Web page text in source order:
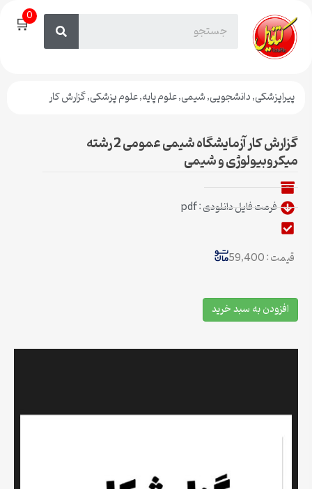
🛒0
پیراپزشکی,دانشجویی,شیمی,علوم پایه,علوم پزشکی,گزارش کار
گزارش کار آزمایشگاه شیمی عمومی 2 رشته
میکروبیولوژی و شیمی
فرمت فایل دانلودی : pdf
قیمت : 59,400
افزودن به سبد خرید